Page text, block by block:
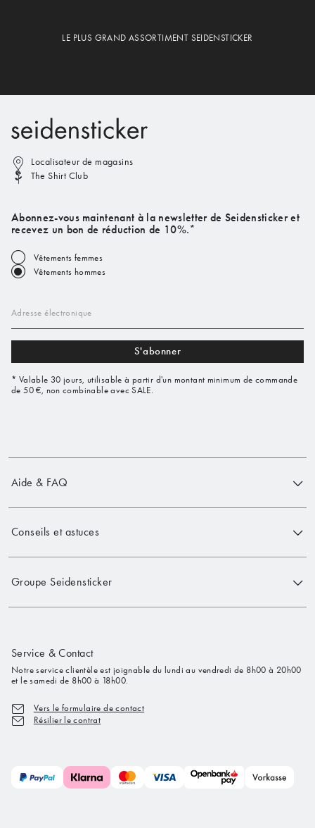
LE PLUS GRAND ASSORTIMENT SEIDENSTICKER
Localisateur de magasins
The Shirt Club
Abonnez-vous maintenant à la newsletter de Seidensticker et
recevez un bon de réduction de 10%.*
Vêtements femmes
Vêtements hommes
Adresse électronique
S'abonner
* Valable 30 jours, utilisable à partir d'un montant minimum de commande
de 50 €, non combinable avec SALE.
Aide & FAQ
Conseils et astuces
Groupe Seidensticker
Service & Contact
Notre service clientèle est joignable du lundi au vendredi de 8h00 à 20h00
et le samedi de 8h00 à 18h00.
Vers le formulaire de contact
Résilier le contrat